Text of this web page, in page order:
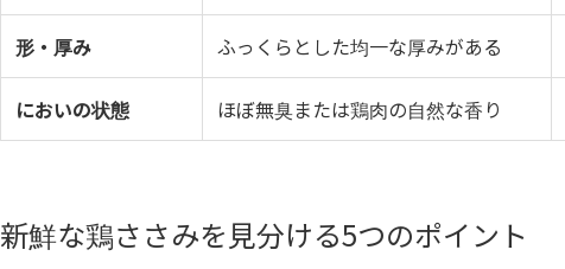
形・厚み ふっくらとした均一な厚みがある
においの状態 ほぼ無臭または鶏肉の自然な香り
新鮮な鶏ささみを見分ける5つのポイント